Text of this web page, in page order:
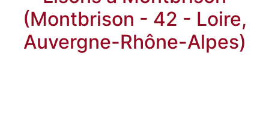
(Montbrison - 42 - Loire,
Auvergne-Rhône-Alpes)